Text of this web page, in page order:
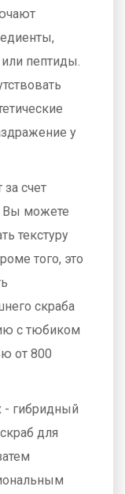
пептиды.
у
счет
Вы можете
текстуру
того, это
скраба
с тюбиком
от 800
- гибридный
для